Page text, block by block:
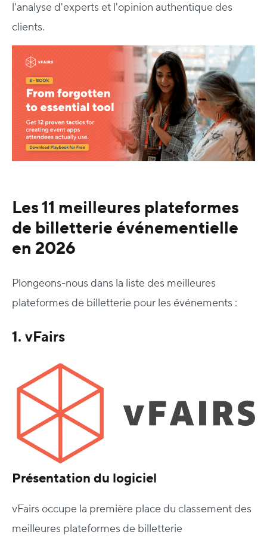
l'analyse d'experts et l'opinion authentique des
clients.
Les 11 meilleures plateformes
de billetterie événementielle
en 2026
Plongeons-nous dans la liste des meilleures
plateformes de billetterie pour les événements :
1. vFairs
Présentation du logiciel
vFairs occupe la première place du classement des
meilleures plateformes de billetterie